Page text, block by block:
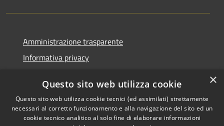
Amministrazione trasparente
Informativa privacy
Dichiarazione di accessibilità
×
Questo sito web utilizza cookie
Questo sito web utilizza cookie tecnici (ed assimilati) strettamente
necessari al corretto funzionamento e alla navigazione del sito ed un
cookie tecnico analitico al solo fine di elaborare informazioni